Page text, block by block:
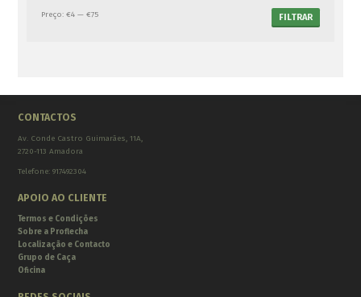
Lighted 20″
68.00
ADICIONAR AO CARRINHO
Virotões Killer Instinct Hypr
20″
20″
€52.00
ADICIONAR AO CARRINHO
FILTRAR
Preço:€4 —€75
CONTACTOS
Av. Conde Castro Guimarães, 11A,
2720-113 Amadora
Telefone: 917492304
APOIO AO CLIENTE
Termos e Condições
Sobre a Proflecha
Localização e Contacto
Grupo de Caça
Oficina